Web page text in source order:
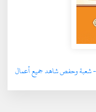
شعبة وحفص شاهد جميع أعمال